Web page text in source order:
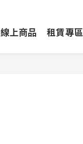
線上商品 租賃專區